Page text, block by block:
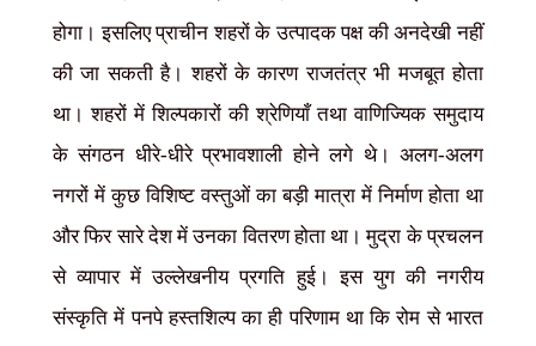
होगा। इसलिए प्राचीन शहरों के उत्पादक पक्ष की अनदेखी नहीं
की जा सकती है। शहरों के कारण राजतंत्र भी मजबूत होता
था। शहरों में शिल्पकारों की श्रेणियाँ तथा वाणिज्यिक समुदाय
के संगठन धीरे-धीरे प्रभावशाली होने लगे थे। अलग-अलग
नगरों में कुछ विशिष्ट वस्तुओं का बड़ी मात्रा में निर्माण होता था
और फिर सारे देश में उनका वितरण होता था। मुद्रा के प्रचलन
से व्यापार में उल्लेखनीय प्रगति हुई। इस युग की नगरीय
संस्कृति में पनपे हस्तशिल्प का ही परिणाम था कि रोम से भारत